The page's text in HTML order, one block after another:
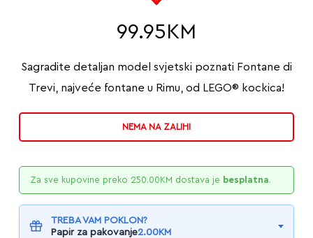
99.95 KM
Sagradite detaljan model svjetski poznati Fontane di
Trevi, najveće fontane u Rimu, od LEGO® kockica!
NEMA NA ZALIHI
Za sve kupovine preko 250.00KM dostava je besplatna.
TREBA VAM POKLON?
Papir za pakovanje2.00KM